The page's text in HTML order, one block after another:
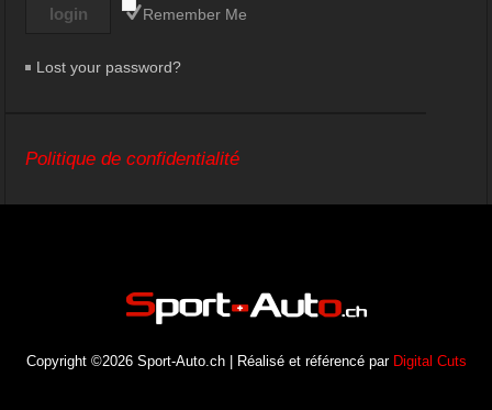
Remember Me
Lost your password?
Politique de confidentialité
Copyright ©2026 Sport-Auto.ch | Réalisé et référencé par Digital Cuts